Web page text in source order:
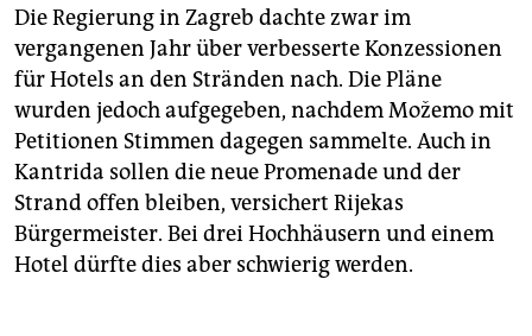
Die Regierung in Zagreb dachte zwar im
vergangenen Jahr über verbesserte Konzessionen
für Hotels an den Stränden nach. Die Pläne
wurden jedoch aufgegeben, nachdem Možemo mit
Petitionen Stimmen dagegen sammelte. Auch in
Kantrida sollen die neue Promenade und der
Strand offen bleiben, versichert Rijekas
Bürgermeister. Bei drei Hochhäusern und einem
Hotel dürfte dies aber schwierig werden.